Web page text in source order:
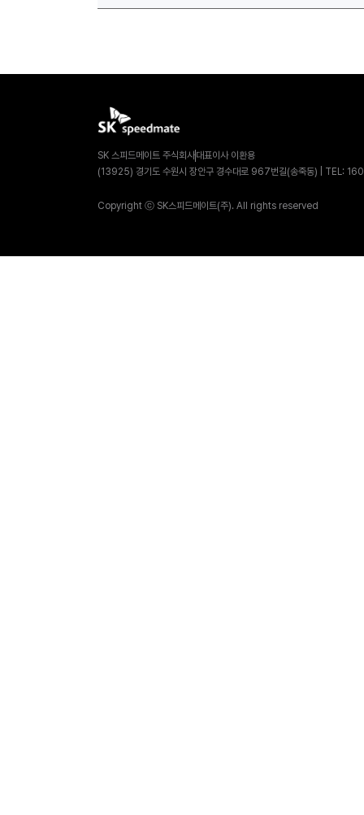
SK 스피드메이트 주식회사대표이사 이환용
(13925) 경기도 수원시 장안구 경수대로 967번길(송죽동) | TEL:
Copyright ⓒ SK스피드메이트(주). All rights reserved